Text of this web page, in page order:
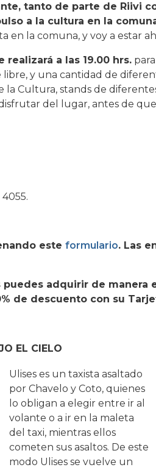
tanto de parte de Riivi
a la cultura en la
en la comuna, y voy a estar
a las 19.00 hrs.
libre, y una cantidad de
la Cultura, stands de
del lugar, antes de
este formulario. Las
puedes adquirir de manera
de descuento con su
EL CIELO
Ulises es un taxista asaltado
por Chavelo y Coto, quienes
lo obligan a elegir entre ir al
volante o a ir en la maleta
del taxi, mientras ellos
cometen sus asaltos. De este
modo Ulises se vuelve un